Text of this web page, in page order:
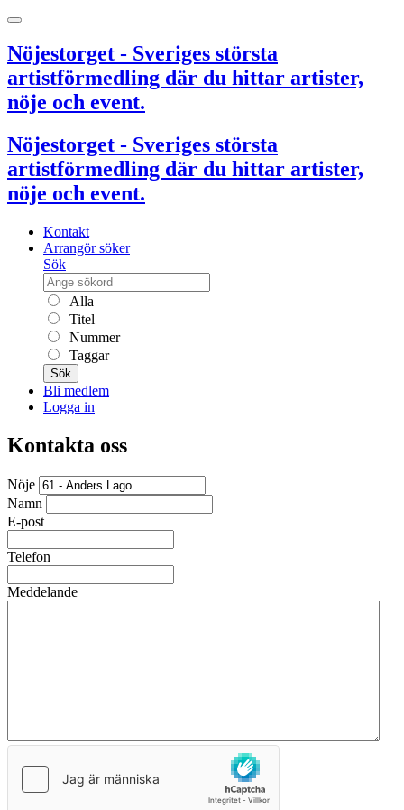
Nöjestorget - Sveriges största
artistförmedling där du hittar artister,
nöje och event.
Nöjestorget - Sveriges största
artistförmedling där du hittar artister,
nöje och event.
Kontakt
Arrangör söker
Sök
Alla
Titel
Nummer
Taggar
Sök
Bli medlem
Logga in
Kontakta oss
Nöje
Namn
E-post
Telefon
Meddelande